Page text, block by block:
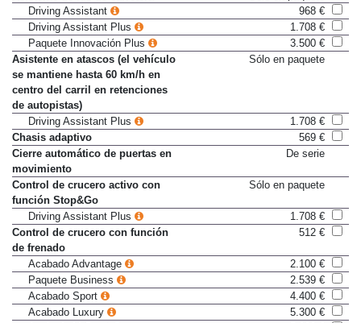
Asistente de luz de carretera
Sólo en paquete
Driving Assistant
968 €
Driving Assistant Plus
1.708 €
Paquete Innovación Plus
3.500 €
Asistente en atascos (el vehículo
se mantiene hasta 60 km/h en
centro del carril en retenciones
de autopistas)
Driving Assistant Plus
1.708 €
Chasis adaptivo
569 €
Cierre automático de puertas en
movimiento
Control de crucero activo con
función Stop&Go
Driving Assistant Plus
1.708 €
Control de crucero con función
de frenado
Acabado Advantage
2.100 €
Paquete Business
2.539 €
Acabado Sport
4.400 €